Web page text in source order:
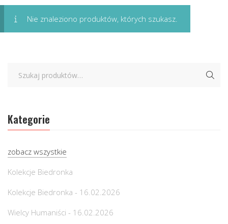
Nie znaleziono produktów, których szukasz.
Kategorie
zobacz wszystkie
Kolekcje Biedronka
Kolekcje Biedronka - 16.02.2026
Wielcy Humaniści - 16.02.2026